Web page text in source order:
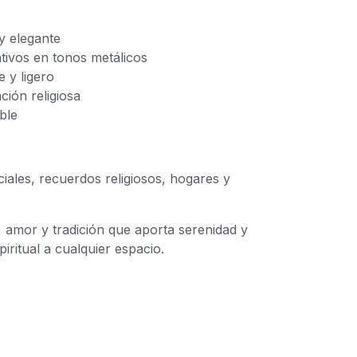
elegante
en tonos metálicos
y ligero
religiosa
recuerdos religiosos, hogares y
amor y tradición que aporta serenidad y
a cualquier espacio.